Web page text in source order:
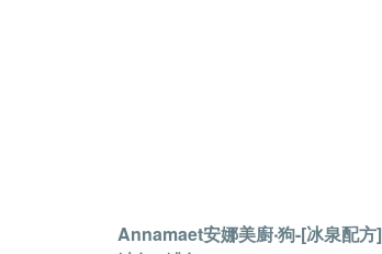
Annamaet安娜美廚‧狗-[冰泉配方]